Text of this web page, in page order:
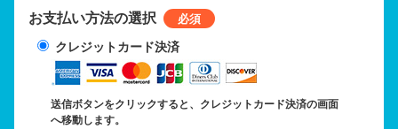
お支払い方法の選択
クレジットカード決済
送信ボタンをクリックすると、クレジットカード決済の画面
へ移動します。